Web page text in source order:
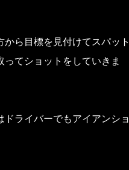
ら目標を見付けてスパット
てショットをしていきま
ライバーでもアイアンショ